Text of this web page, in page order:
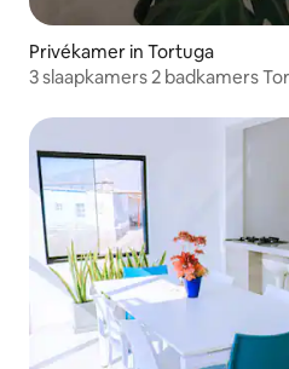
Privékamer in Tortuga
3 slaapkamers 2 badkamers